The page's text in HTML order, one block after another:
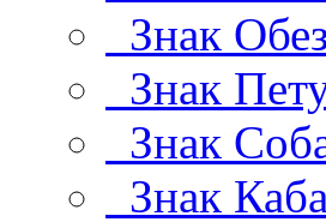
Знак
Знак
Знак
Знак